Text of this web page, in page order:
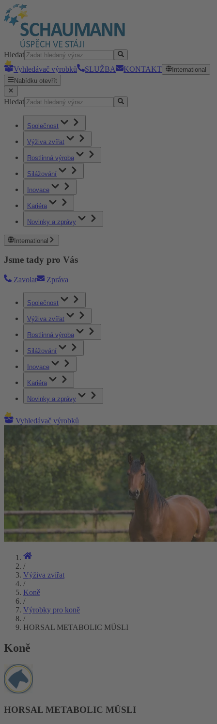
Hledat
Vyhledávač výrobků
SLUŽBA KONTAKT
International
Nabídku otevřít
Hledat
Společnost
Výživa zvířat
Rostlinná výroba
Silážování
Inovace
Kariéra
Novinky a zprávy
International
Jsme tady pro Vás
Zavolat Zpráva
Společnost
Výživa zvířat
Rostlinná výroba
Silážování
Inovace
Kariéra
Novinky a zprávy
Vyhledávač výrobků
/
Výživa zvířat
/
Koně
/
Výrobky pro koně
/
HORSAL METABOLIC MÜSLI
Koně
HORSAL METABOLIC MÜSLI